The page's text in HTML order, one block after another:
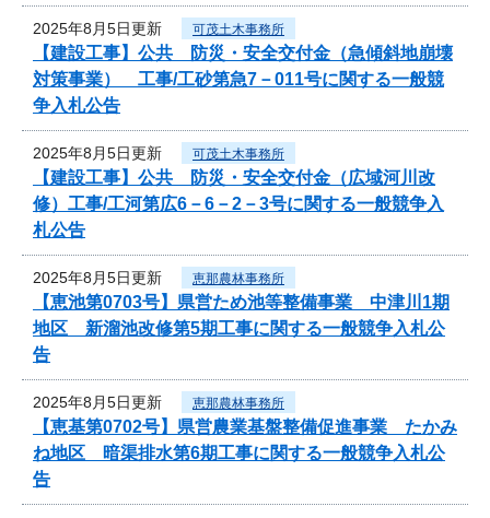
2025年8月5日更新 可茂土木事務所
【建設工事】公共 防災・安全交付金（急傾斜地崩壊
対策事業） 工事/工砂第急7－011号に関する一般競
争入札公告
2025年8月5日更新 可茂土木事務所
【建設工事】公共 防災・安全交付金（広域河川改
修）工事/工河第広6－6－2－3号に関する一般競争入
札公告
2025年8月5日更新 恵那農林事務所
【恵池第0703号】県営ため池等整備事業 中津川1期
地区 新溜池改修第5期工事に関する一般競争入札公
告
2025年8月5日更新 恵那農林事務所
【恵基第0702号】県営農業基盤整備促進事業 たかみ
ね地区 暗渠排水第6期工事に関する一般競争入札公
告